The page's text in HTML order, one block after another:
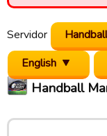
Servidor
English
Handball